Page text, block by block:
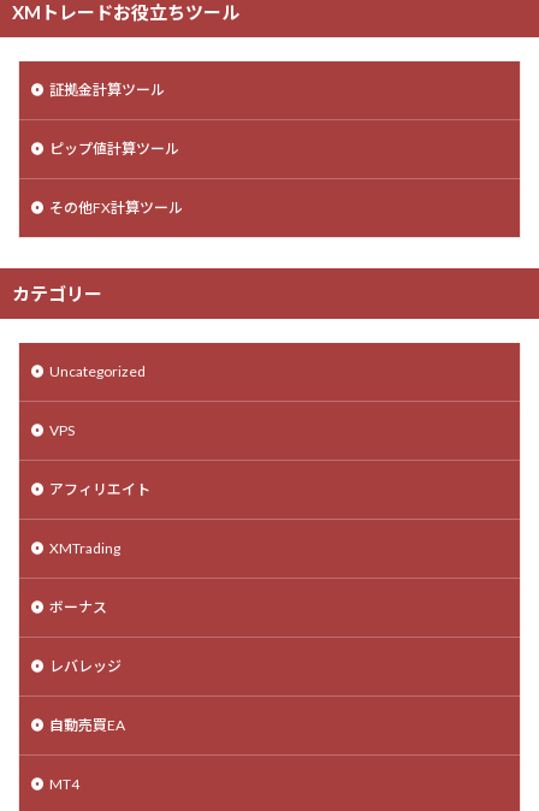
XMトレードお役立ちツール
証拠金計算ツール
ピップ値計算ツール
その他FX計算ツール
カテゴリー
Uncategorized
VPS
アフィリエイト
XMTrading
ボーナス
レバレッジ
自動売買EA
MT4